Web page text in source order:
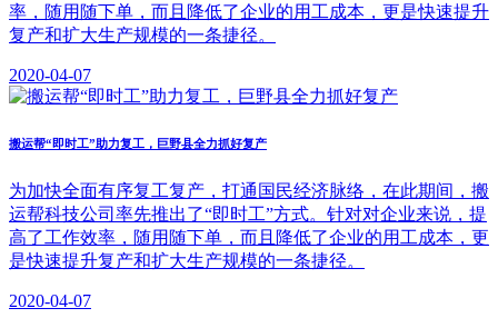
率，随用随下单，而且降低了企业的用工成本，更是快速提升
复产和扩大生产规模的一条捷径。
2020-04-07
搬运帮“即时工”助力复工，巨野县全力抓好复产
为加快全面有序复工复产，打通国民经济脉络，在此期间，搬
运帮科技公司率先推出了“即时工”方式。针对对企业来说，提
高了工作效率，随用随下单，而且降低了企业的用工成本，更
是快速提升复产和扩大生产规模的一条捷径。
2020-04-07